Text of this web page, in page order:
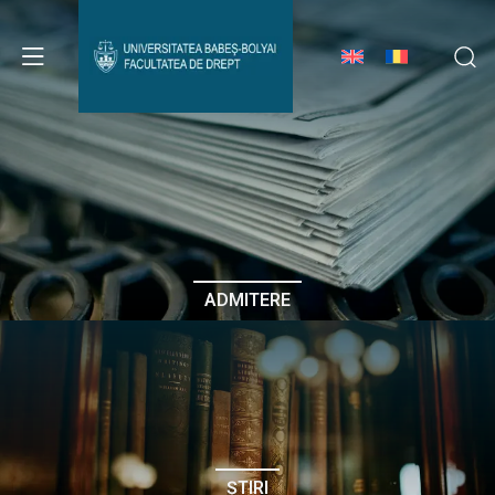
Avizier Studenți
Studii
Admitere
Erasmus & Internațional
Despre Facultate
ADMITERE
ȘTIRI